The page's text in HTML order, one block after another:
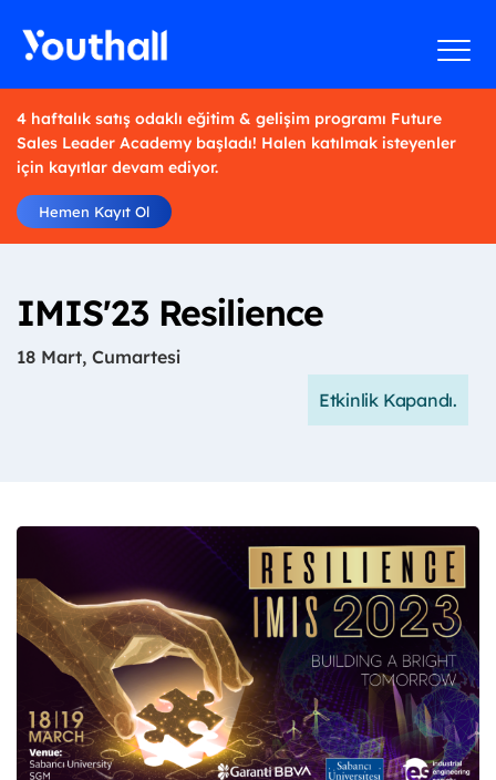
4 haftalık satış odaklı eğitim & gelişim programı Future
Sales Leader Academy başladı! Halen katılmak isteyenler
için kayıtlar devam ediyor.
Hemen Kayıt Ol
IMIS'23 Resilience
18 Mart, Cumartesi
Etkinlik Kapandı.